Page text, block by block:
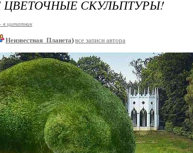
СКУЛЬПТУРЫ!
в цитатник
Неизвестная_Планета) все записи автора